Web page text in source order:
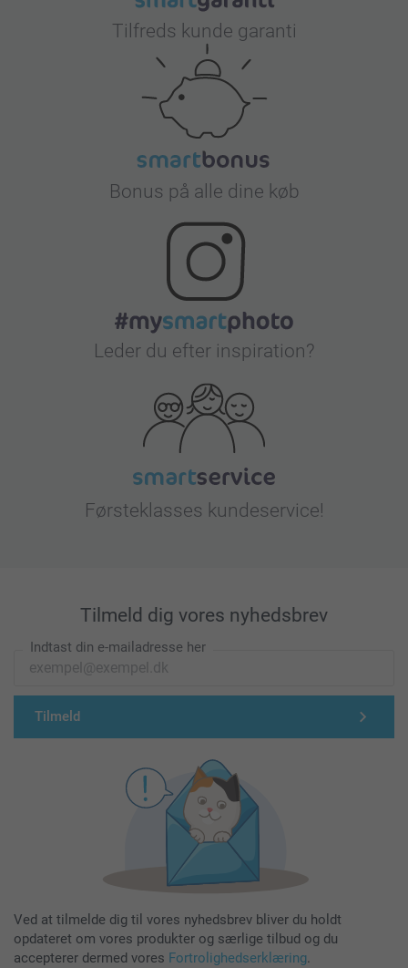
Tilfreds kunde garanti
Bonus på alle dine køb
Leder du efter inspiration?
Førsteklasses kundeservice!
Tilmeld dig vores nyhedsbrev
Indtast din e-mailadresse her
Tilmeld
Ved at tilmelde dig til vores nyhedsbrev bliver du holdt
opdateret om vores produkter og særlige tilbud og du
accepterer dermed vores Fortrolighedserklæring.